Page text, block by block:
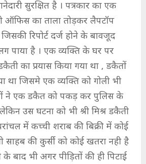
सुरक्षित है । पत्रकार का एक
ऑफिस का ताला तोड़कर लैपटॉप
रिपोर्ट दर्ज होने के बावजूद
पाया है । एक व्यक्ति के घर पर
का प्रयास किया गया था , डकैतों
था जिसमे एक व्यक्ति को गोली भी
ने एक डकैत को पकड़ कर पुलिस के
उस घटना को भी श्री मिश्र डकैती
में कच्ची शराब की बिक्री में कोई
साहब की कुर्सी को कोई खतरा नही है
बाद भी अगर पीड़ितों की ही पिटाई